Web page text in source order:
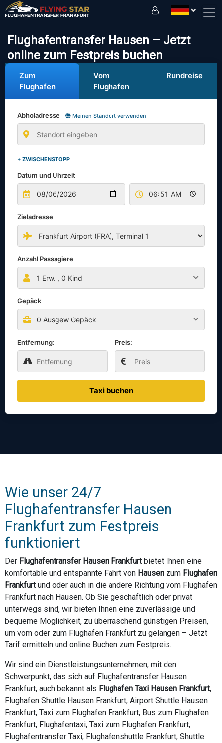
Flughafentransfer Hausen – Jetzt
online zum Festpreis buchen
Zum
Flughafen
Vom
Flughafen
Rundreise
Abholadresse Meinen Standort verwenden
+ ZWISCHENSTOPP
Datum und Uhrzeit
Zieladresse
Anzahl Passagiere
1 Erw. , 0 Kind
Gepäck
0 Ausgew Gepäck
Entfernung: Preis:
Taxi buchen
Wie unser 24/7
Flughafentransfer Hausen
Frankfurt zum Festpreis
funktioniert
Der Flughafentransfer Hausen Frankfurtbietet Ihnen eine
komfortable und entspannte Fahrt von Hausen zum Flughafen
Frankfurtund oder auch in die andere Richtung vom Flughafen
Frankfurt nach Hausen. Ob Sie geschäftlich oder privat
unterwegs sind, wir bieten Ihnen eine zuverlässige und
bequeme Möglichkeit, zu überraschend günstigen Preisen,
um vom oder zum Flughafen Frankfurt zu gelangen – Jetzt
Tarif ermitteln und online Buchen zum Festpreis.
Wir sind ein Dienstleistungsunternehmen, mit den
Schwerpunkt, das sich auf Flughafentransfer Hausen
Frankfurt, auch bekannt als Flughafen Taxi Hausen Frankfurt,
Flughafen Shuttle Hausen Frankfurt, Airport Shuttle Hausen
Frankfurt, Taxi zum Flughafen Frankfurt, Bus zum Flughafen
Frankfurt, Flughafentaxi, Taxi zum Flughafen Frankfurt,
Flughafentransfer Taxi, Flughafenshuttle Frankfurt, Shuttle